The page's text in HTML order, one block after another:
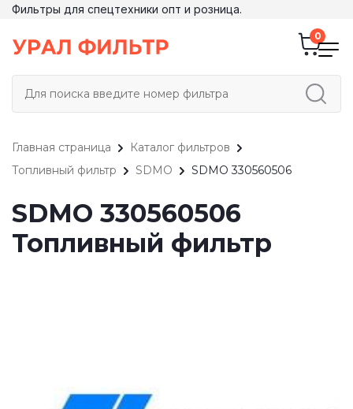
Фильтры для спецтехники опт и розница.
Главная страница
Каталог фильтров
Топливный фильтр
SDMO SDMO 330560506
SDMO 330560506
Топливный фильтр